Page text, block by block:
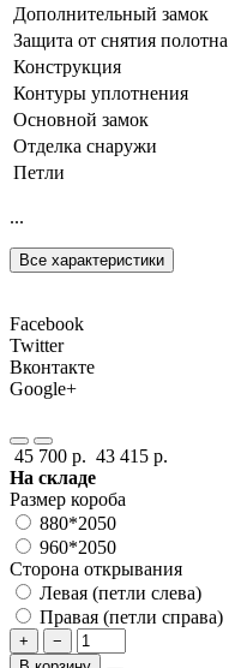
Дополнительный замок
Защита от снятия полотна
Конструкция
Контуры уплотнения
Основной замок
Отделка снаружи
Петли
...
Все характеристики
Facebook
Twitter
Вконтакте
Google+
45 700 р. 43 415 р.
На складе
Размер короба
880*2050
960*2050
Сторона открывания
Левая (петли слева)
Правая (петли справа)
+
−